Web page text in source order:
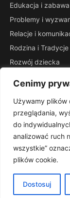
Cenimy
Używamy plików
przeglądania,
do
analizować ruch
wszystkie”
plików cookie.
Dostosuj
Edukacja i zabawa
Problemy i
Relacje i
Rodzina i Tradycje
Rozwój dziecka
Zdrowie i opieka
INFORMACJE
Kontakt
Mapa witryny
Polityka
RSS
© 2026